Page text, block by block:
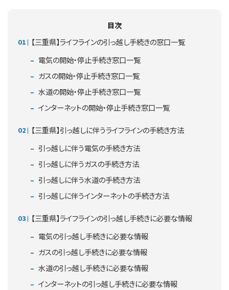
目次
【三重県】ライフラインの引っ越し手続きの窓口一覧
電気の開始・停止手続き窓口一覧
ガスの開始・停止手続き窓口一覧
水道の開始・停止手続き窓口一覧
インターネットの開始・停止手続き窓口一覧
【三重県】引っ越しに伴うライフラインの手続き方法
引っ越しに伴う電気の手続き方法
引っ越しに伴うガスの手続き方法
引っ越しに伴う水道の手続き方法
引っ越しに伴うインターネットの手続き方法
【三重県】ライフラインの引っ越し手続きに必要な情報
電気の引っ越し手続きに必要な情報
ガスの引っ越し手続きに必要な情報
水道の引っ越し手続きに必要な情報
インターネットの引っ越し手続きに必要な情報